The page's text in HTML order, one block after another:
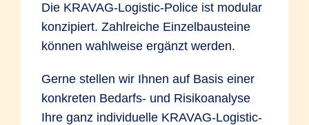
Die KRAVAG-Logistic-Police ist modular
konzipiert. Zahlreiche Einzelbausteine
können wahlweise ergänzt werden.
Gerne stellen wir Ihnen auf Basis einer
konkreten Bedarfs- und Risikoanalyse
Ihre ganz individuelle KRAVAG-Logistic-